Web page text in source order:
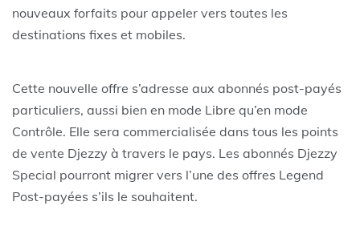
nouveaux forfaits pour appeler vers toutes les
destinations fixes et mobiles.
Cette nouvelle offre s’adresse aux abonnés post-payés
particuliers, aussi bien en mode Libre qu’en mode
Contrôle. Elle sera commercialisée dans tous les points
de vente Djezzy à travers le pays. Les abonnés Djezzy
Special pourront migrer vers l’une des offres Legend
Post-payées s’ils le souhaitent.